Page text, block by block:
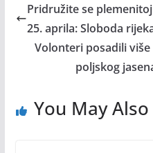
Pridružite se
25. aprila: Sloboda
Volonteri posadili više
poljskog
You May